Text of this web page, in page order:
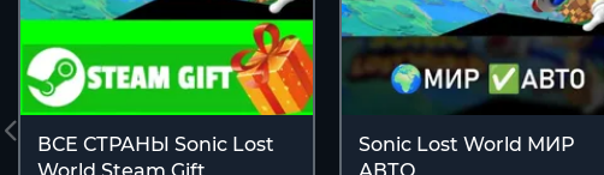
ВСЕ СТРАНЫ Sonic Lost
Sonic Lost World МИР